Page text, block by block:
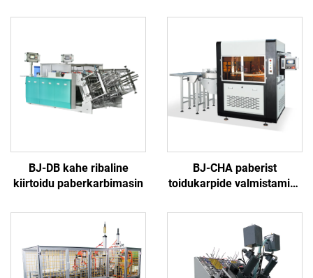
BJ-DB kahe ribaline
kiirtoidu paberkarbimasin
BJ-CHA paberist
toidukarpide valmistamise